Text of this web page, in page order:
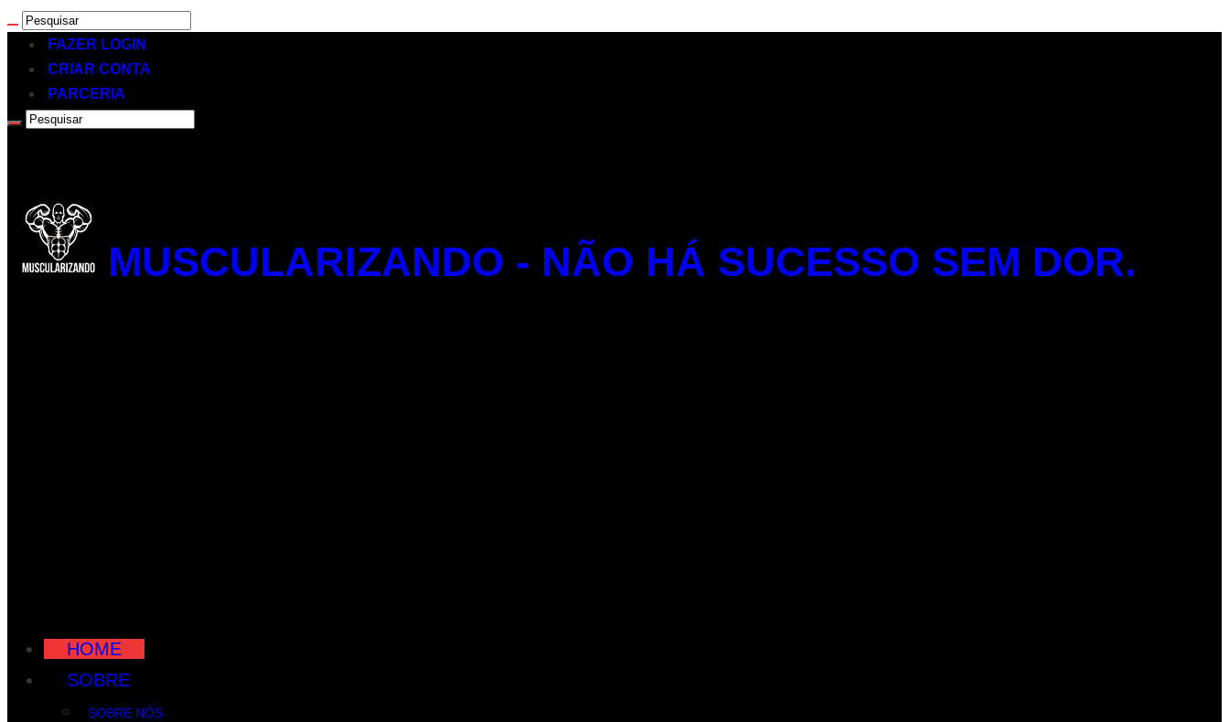
FAZER LOGIN
CRIAR CONTA
PARCERIA
MUSCULARIZANDO - NÃO HÁ SUCESSO SEM DOR.
HOME
SOBRE
SOBRE NÓS